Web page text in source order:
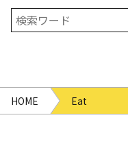
HOME Eat